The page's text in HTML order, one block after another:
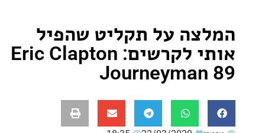
על תקליט שהפיל
אותי לקרשים: Eric Clapton